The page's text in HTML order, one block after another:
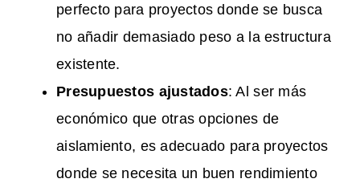
perfecto para proyectos donde se busca
no añadir demasiado peso a la estructura
existente.
Presupuestos ajustados: Al ser más
económico que otras opciones de
aislamiento, es adecuado para proyectos
donde se necesita un buen rendimiento